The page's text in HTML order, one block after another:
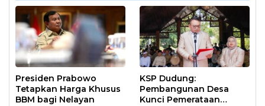
Presiden Prabowo
Tetapkan Harga Khusus
BBM bagi Nelayan
KSP Dudung:
Pembangunan Desa
Kunci Pemerataan